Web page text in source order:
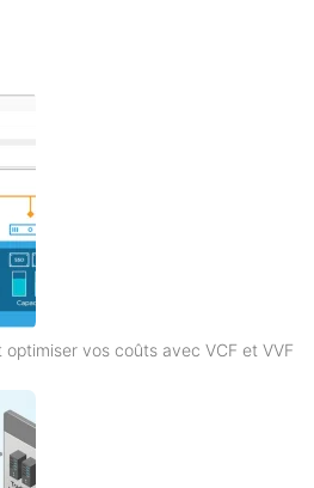
vos coûts avec VCF et VVF